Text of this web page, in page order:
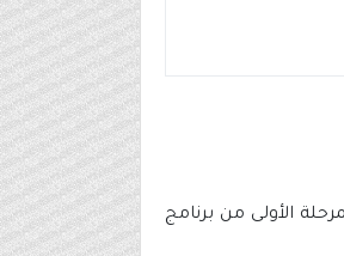
الأولى من برنامج